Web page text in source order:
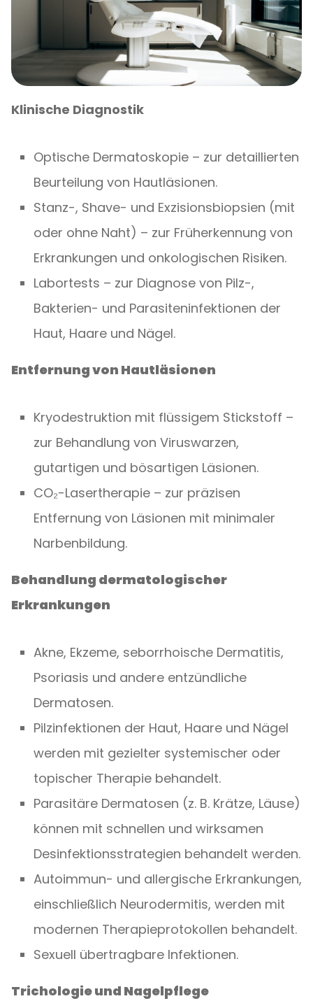
Klinische Diagnostik
Optische Dermatoskopie – zur detaillierten
Beurteilung von Hautläsionen.
Stanz-, Shave- und Exzisionsbiopsien (mit
oder ohne Naht) – zur Früherkennung von
Erkrankungen und onkologischen Risiken.
Labortests – zur Diagnose von Pilz-,
Bakterien- und Parasiteninfektionen der
Haut, Haare und Nägel.
Entfernung von Hautläsionen
Kryodestruktion mit flüssigem Stickstoff –
zur Behandlung von Viruswarzen,
gutartigen und bösartigen Läsionen.
CO₂-Lasertherapie – zur präzisen
Entfernung von Läsionen mit minimaler
Narbenbildung.
Behandlung dermatologischer
Erkrankungen
Akne, Ekzeme, seborrhoische Dermatitis,
Psoriasis und andere entzündliche
Dermatosen.
Pilzinfektionen der Haut, Haare und Nägel
werden mit gezielter systemischer oder
topischer Therapie behandelt.
Parasitäre Dermatosen (z. B. Krätze, Läuse)
können mit schnellen und wirksamen
Desinfektionsstrategien behandelt werden.
Autoimmun- und allergische Erkrankungen,
einschließlich Neurodermitis, werden mit
modernen Therapieprotokollen behandelt.
Sexuell übertragbare Infektionen.
Trichologie und Nagelpflege